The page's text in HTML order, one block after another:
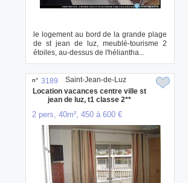
le logement au bord de la grande plage
de st jean de luz, meublé-tourisme 2
étoiles, au-dessus de l'héliantha...
n° 3189
Location vacances centre ville st
jean de luz, t1 classe 2**
2 pers, 40m², 450 à 600 €
Saint-Jean-de-Luz